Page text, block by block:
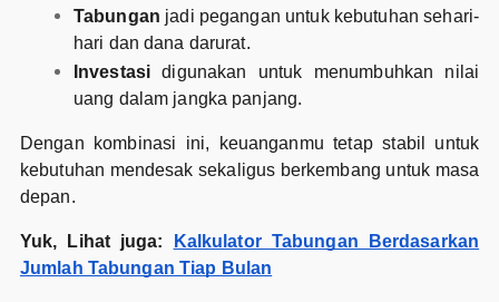
Tabungan jadi pegangan untuk kebutuhan sehari-
hari dan dana darurat.
Investasi digunakan untuk menumbuhkan nilai
uang dalam jangka panjang.
Dengan kombinasi ini, keuanganmu tetap stabil untuk
kebutuhan mendesak sekaligus berkembang untuk masa
depan.
Yuk, Lihat juga:
Kalkulator Tabungan Berdasarkan
Jumlah Tabungan Tiap Bulan